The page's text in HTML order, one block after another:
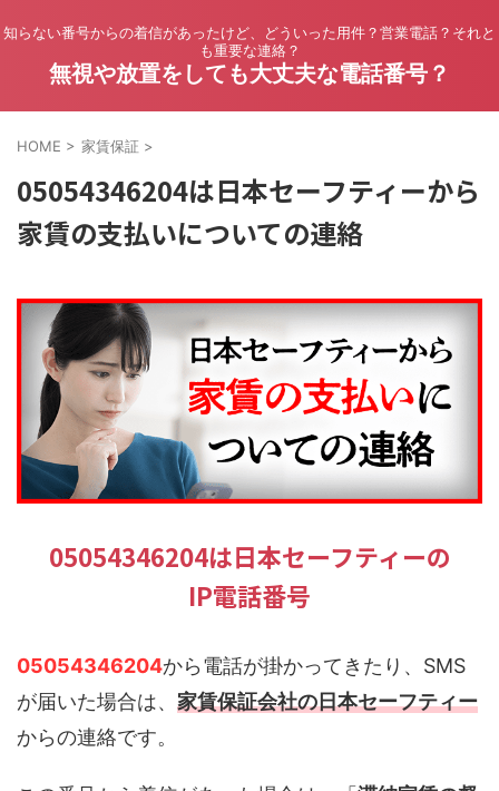
知らない番号からの着信があったけど、どういった用件？営業電話？それと
も重要な連絡？
無視や放置をしても大丈夫な電話番号？
HOME > 家賃保証 >
05054346204は日本セーフティーから
家賃の支払いについての連絡
05054346204は日本セーフティーの
IP電話番号
05054346204から電話が掛かってきたり、SMS
が届いた場合は、 家賃保証会社の日本セーフティー
からの連絡です。